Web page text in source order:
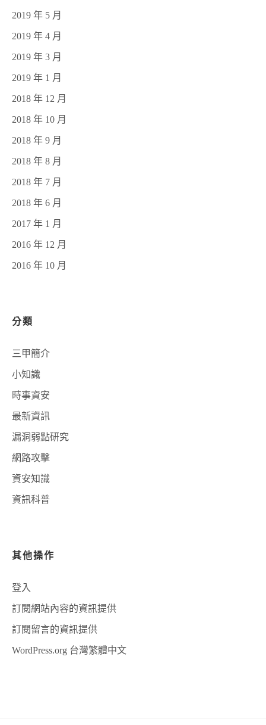
2019 年 5 月
2019 年 4 月
2019 年 3 月
2019 年 1 月
2018 年 12 月
2018 年 10 月
2018 年 9 月
2018 年 8 月
2018 年 7 月
2018 年 6 月
2017 年 1 月
2016 年 12 月
2016 年 10 月
分類
三甲簡介
小知識
時事資安
最新資訊
漏洞弱點研究
網路攻擊
資安知識
資訊科普
其他操作
登入
訂閱網站內容的資訊提供
訂閱留言的資訊提供
WordPress.org 台灣繁體中文